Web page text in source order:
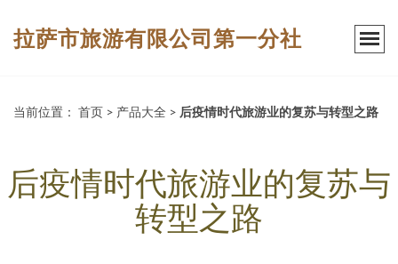
拉萨市旅游有限公司第一分社
当前位置： 首页 > 产品大全 > 后疫情时代旅游业的复苏与转型之路
后疫情时代旅游业的复苏与
转型之路